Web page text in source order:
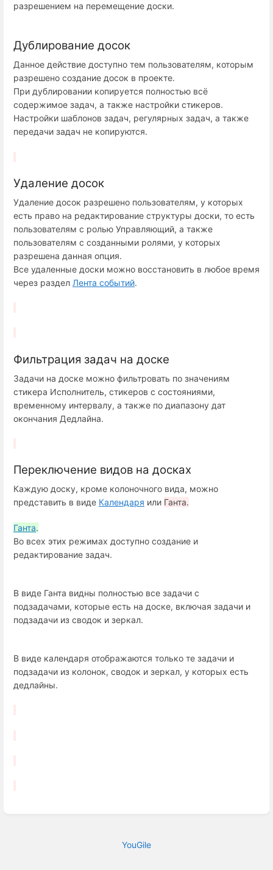
разрешением на перемещение доски.
Дублирование досок
Данное действие доступно тем пользователям, которым
разрешено создание досок в проекте.
При дублировании копируется полностью всё
содержимое задач, а также настройки стикеров.
Настройки шаблонов задач, регулярных задач, а также
передачи задач не копируются.
Удаление досок
Удаление досок разрешено пользователям, у которых
есть право на редактирование структуры доски, то есть
пользователям с ролью Управляющий, а также
пользователям с созданными ролями, у которых
разрешена данная опция.
Все удаленные доски можно восстановить в любое время
через раздел Лента событий.
Фильтрация задач на доске
Задачи на доске можно фильтровать по значениям
стикера Исполнитель, стикеров с состояниями,
временному интервалу, а также по диапазону дат
окончания Дедлайна.
Переключение видов на досках
Каждую доску, кроме колоночного вида, можно
представить в виде Календаря или Ганта.
Ганта.
Во всех этих режимах доступно создание и
редактирование задач.
В виде Ганта видны полностью все задачи c
подзадачами, которые есть на доске, включая задачи и
подзадачи из сводок и зеркал.
В виде календаря отображаются только те задачи и
подзадачи из колонок, сводок и зеркал, у которых есть
дедлайны.
YouGile